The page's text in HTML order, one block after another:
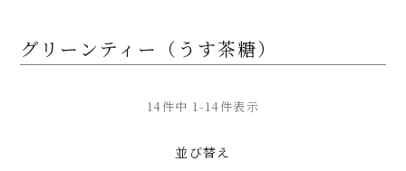
グリーンティー（うす茶糖）
並び替え
14件中 1-14件表示